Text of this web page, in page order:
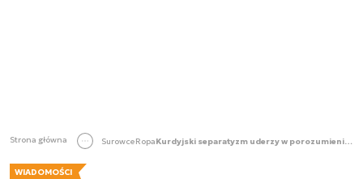
Strona główna SurowceRopa Kurdyjski separatyzm uderzy w porozumienie OPEC?
WIADOMOŚCI